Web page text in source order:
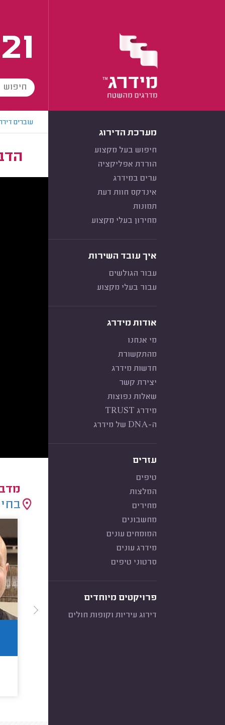
מערכת הדירוג
חיפוש בעל מקצוע
הורדת אפליקציה
ערים במידרג
אינדקס חוות דעת
תמונות
מחירון בעלי מקצוע
איך עובד השירות
עבור הגולשים
עבור בעלי מקצוע
אודות מידרג
מי אנחנו
מהתקשורת
חדשות מידרג
יצירת קשר
שאלות נפוצות
מידרג TRUST
ה-DNA של מידרג
עזרים
טיפים
המלצות
מחירים
מחשבונים
המומחים עונים
מידרג עונים
סרטוני טיפים
פרויקטים מיוחדים
דירוג עיריות וקופות חולים
עוברים